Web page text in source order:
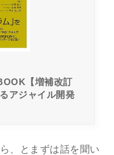
【増補改訂
アジャイル開発
、とまずは話を聞い